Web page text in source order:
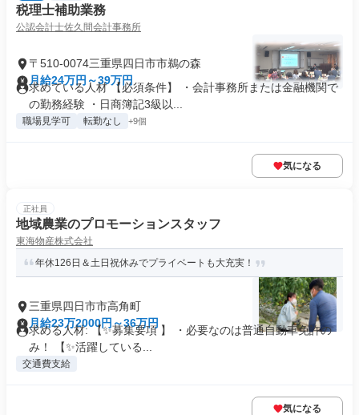
税理士補助業務
公認会計士佐久間会計事務所
〒510-0074三重県四日市市鵜の森
月給24万円～39万円
求めている人材 【必須条件】 ・会計事務所または金融機関で
の勤務経験 ・日商簿記3級以...
職場見学可 転勤なし +9個
気になる
正社員
地域農業のプロモーションスタッフ
東海物産株式会社
年休126日＆土日祝休みでプライベートも大充実！
三重県四日市市高角町
月給23万2000円～36万円
求める人材: 【✨募集要項 】 ・必要なのは普通自動車免許の
み！ 【✨活躍している...
交通費支給
気になる